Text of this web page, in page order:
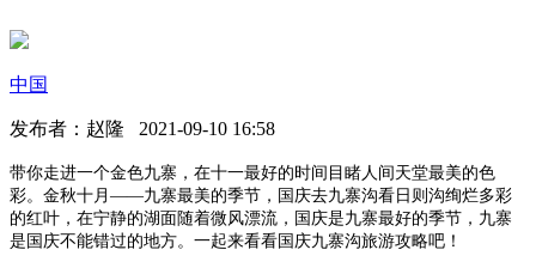
中国
发布者：赵隆 2021-09-10 16:58
带你走进一个金色九寨，在十一最好的时间目睹人间天堂最美的色
彩。金秋十月——九寨最美的季节，国庆去九寨沟看日则沟绚烂多彩
的红叶，在宁静的湖面随着微风漂流，国庆是九寨最好的季节，九寨
是国庆不能错过的地方。一起来看看国庆九寨沟旅游攻略吧！